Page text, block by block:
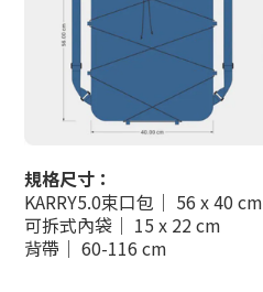
規格尺寸：
KARRY5.0束口包｜ 56 x 40 cm
可拆式內袋 ｜ 15 x 22 cm
背帶 ｜ 60-116 cm